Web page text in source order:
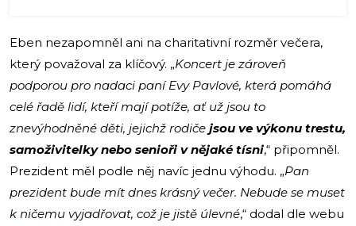
Eben nezapomněl ani na charitativní rozměr večera,
který považoval za klíčový. „Koncert je zároveň
podporou pro nadaci paní Evy Pavlové, která pomáhá
celé řadě lidí, kteří mají potíže, ať už jsou to
znevýhodněné děti, jejichž rodiče jsou ve výkonu trestu,
samoživitelky nebo senioři v nějaké tísni,“ připomněl.
Prezident měl podle něj navíc jednu výhodu. „Pan
prezident bude mít dnes krásný večer. Nebude se muset
k ničemu vyjadřovat, což je jistě úlevné,“ dodal dle webu